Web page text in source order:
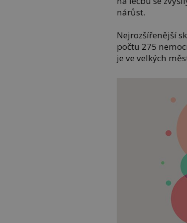
nárůst.
Nejrozšířenější
počtu 275
je ve velkých